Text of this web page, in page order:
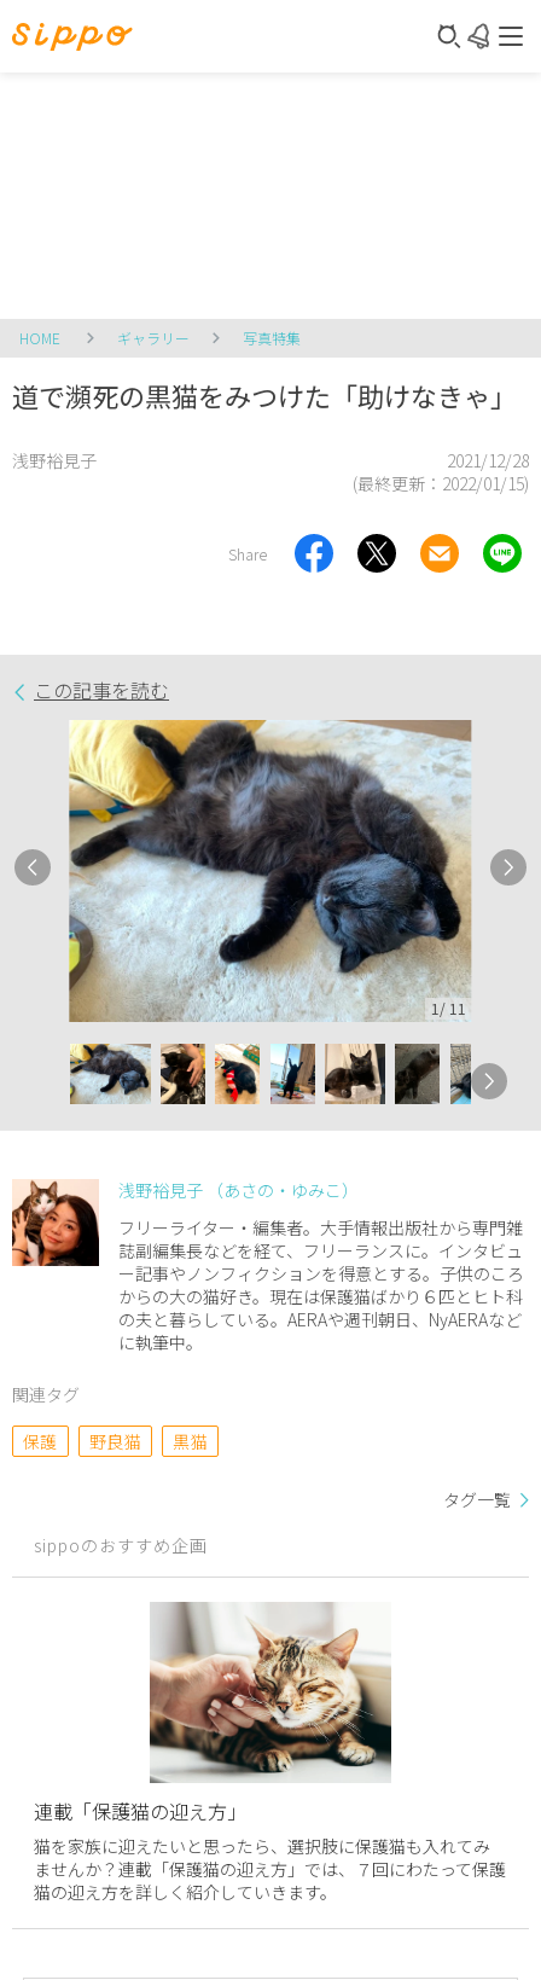
HOME ギャラリー 写真特集
道で瀕死の黒猫をみつけた「助けなきゃ」
浅野裕見子
2021/12/28
(最終更新： 2022/01/15)
Share
この記事を読む
1 / 11
浅野裕見子 （あさの・ゆみこ）
フリーライター・編集者。大手情報出版社から専門雑
誌副編集長などを経て、フリーランスに。インタビュ
ー記事やノンフィクションを得意とする。子供のころ
からの大の猫好き。現在は保護猫ばかり６匹とヒト科
の夫と暮らしている。AERAや週刊朝日、NyAERAなど
に執筆中。
関連タグ
保護
野良猫 黒猫
タグ一覧
sippoのおすすめ企画
連載「保護猫の迎え方」
猫を家族に迎えたいと思ったら、選択肢に保護猫も入れてみ
ませんか？連載「保護猫の迎え方」では、７回にわたって保護
猫の迎え方を詳しく紹介していきます。